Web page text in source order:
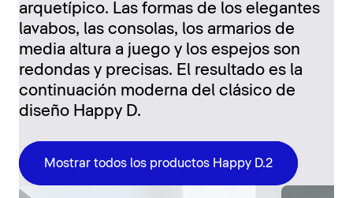
arquetípico. Las formas de los elegantes
lavabos, las consolas, los armarios de
media altura a juego y los espejos son
redondas y precisas. El resultado es la
continuación moderna del clásico de
diseño Happy D.
Mostrar todos los productos Happy D.2